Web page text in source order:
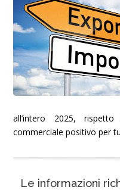
all’intero 2025,
commerciale positivo per
Le informazioni